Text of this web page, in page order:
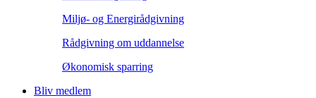
Miljø- og Energirådgivning
Rådgivning om uddannelse
Økonomisk sparring
Bliv medlem